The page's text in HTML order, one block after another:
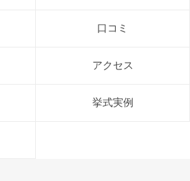
口コミ
アクセス
挙式実例